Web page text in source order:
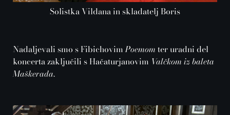
Solistka Vildana in skladatelj Boris
Nadaljevali smo s FibichovimPoemomter uradni del
koncerta zaključili s Hačaturjanovim Valčkom iz baleta
Maškerada.